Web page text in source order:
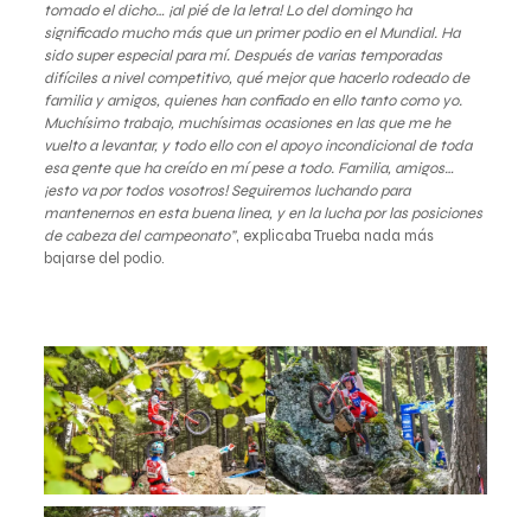
tomado el dicho… ¡al pié de la letra! Lo del domingo ha
significado mucho más que un primer podio en el Mundial. Ha
sido super especial para mí. Después de varias temporadas
difíciles a nivel competitivo, qué mejor que hacerlo rodeado de
familia y amigos, quienes han confiado en ello tanto como yo.
Muchísimo trabajo, muchísimas ocasiones en las que me he
vuelto a levantar, y todo ello con el apoyo incondicional de toda
esa gente que ha creído en mí pese a todo. Familia, amigos…
¡esto va por todos vosotros! Seguiremos luchando para
mantenernos en esta buena linea, y en la lucha por las posiciones
de cabeza del campeonato”, explicaba Trueba nada más
bajarse del podio.